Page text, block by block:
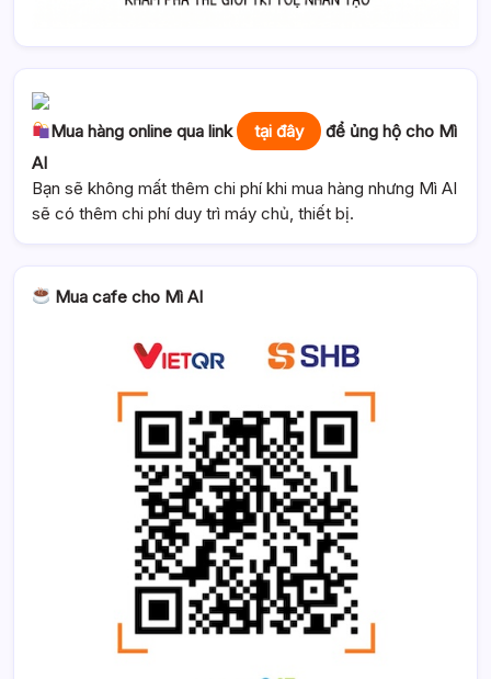
Mua hàng online qua link tại đây
để ủng hộ cho Mì
AI
Bạn sẽ không mất thêm chi phí khi mua hàng nhưng Mì AI
sẽ có thêm chi phí duy trì máy chủ, thiết bị.
Mua cafe cho Mì AI